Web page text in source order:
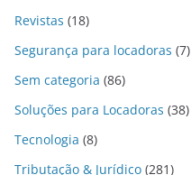
Revistas (18)
Segurança para locadoras (7)
Sem categoria (86)
Soluções para Locadoras (38)
Tecnologia (8)
Tributação & Jurídico (281)